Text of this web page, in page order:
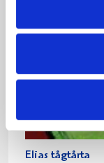
Elias tågtårta